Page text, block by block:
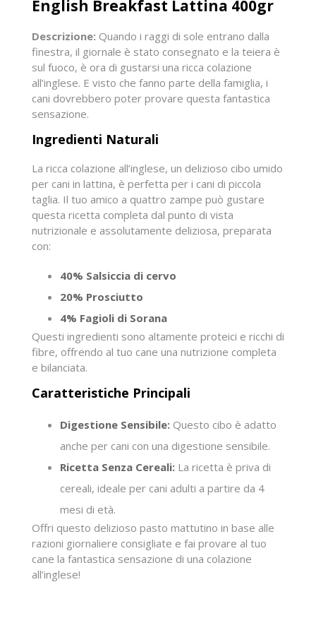
English Breakfast Lattina 400gr
Descrizione: Quando i raggi di sole entrano dalla
finestra, il giornale è stato consegnato e la teiera è
sul fuoco, è ora di gustarsi una ricca colazione
all’inglese. E visto che fanno parte della famiglia, i
cani dovrebbero poter provare questa fantastica
sensazione.
Ingredienti Naturali
La ricca colazione all’inglese, un delizioso cibo umido
per cani in lattina, è perfetta per i cani di piccola
taglia. Il tuo amico a quattro zampe può gustare
questa ricetta completa dal punto di vista
nutrizionale e assolutamente deliziosa, preparata
con:
40% Salsiccia di cervo
20% Prosciutto
4% Fagioli di Sorana
Questi ingredienti sono altamente proteici e ricchi di
fibre, offrendo al tuo cane una nutrizione completa
e bilanciata.
Caratteristiche Principali
Digestione Sensibile: Questo cibo è adatto
anche per cani con una digestione sensibile.
Ricetta Senza Cereali: La ricetta è priva di
cereali, ideale per cani adulti a partire da 4
mesi di età.
Offri questo delizioso pasto mattutino in base alle
razioni giornaliere consigliate e fai provare al tuo
cane la fantastica sensazione di una colazione
all’inglese!